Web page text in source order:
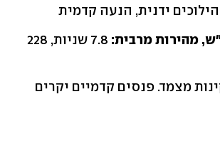
ידנית, הנעה קדמית
7.8 שניות, 228
מצמד. פנסים קדמיים יקרים